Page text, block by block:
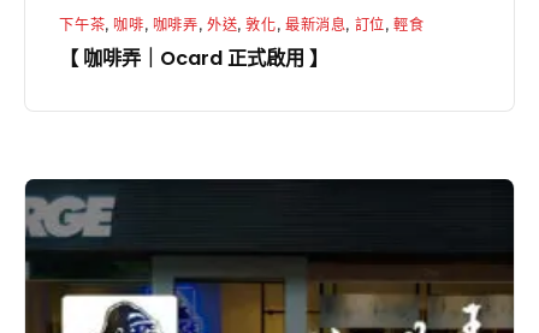
下午茶, 咖啡, 咖啡弄, 外送,敦化, 最新消息, 訂位,輕食
【 咖啡弄｜Ocard 正式啟用 】
【
XLARGE
X